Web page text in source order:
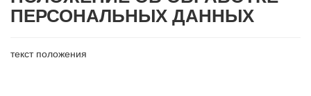
ПЕРСОНАЛЬНЫХ ДАННЫХ
текст положения